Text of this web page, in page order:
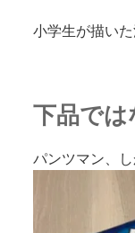
小学生が描い
下品では
パンツマン、